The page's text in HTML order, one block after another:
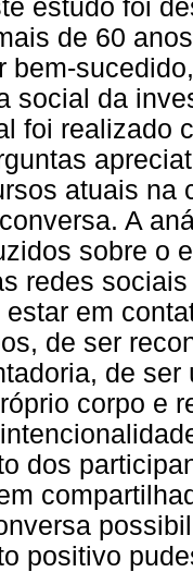
estudo foi
de 60
bem-
social da
foi realizado
atuais na
A
sobre o
redes
em
de ser
de
corpo e
dos
positivo